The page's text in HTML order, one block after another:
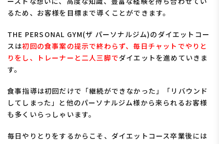
るため、お客様を目標まで導くことができます。
THE PERSONAL GYM(ザ パーソナルジム)のダイエットコー
スは初回の食事案の提示で終わらず、毎日チャットでやりと
りをし、トレーナーと二人三脚でダイエットを進めていきま
す。
食事指導は初回だけで 「継続ができなかった」「リバウンド
してしまった」 と他のパーソナルジム様から来られるお客様
も多くいらっしゃいます。
毎日やりとりをするからこそ、ダイエットコース卒業後には